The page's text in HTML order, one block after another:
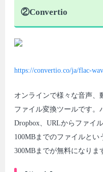
②Convertio
https://convertio.co/ja/flac-
オンラインで様々な音声、
ファイル変換ツールです。
Dropbox、URLからファイ
100MBまでのファイルとい
300MBまでが無料になりま